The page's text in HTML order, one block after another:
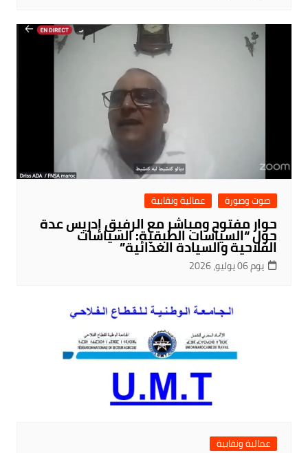
صوت وصورة عمالية ونقابية
حوار مفتوح ومباشر مع الرفيق إدريس عدة
حول “السياسات الطبقية: السياسات
الفلاحية والسيادة الغذائية”
يوم 06 يوليو، 2026
عمالية ونقابية